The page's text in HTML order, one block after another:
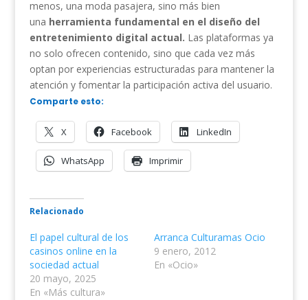
menos, una moda pasajera, sino más bien
una herramienta fundamental en el diseño del
entretenimiento digital actual. Las plataformas ya
no solo ofrecen contenido, sino que cada vez más
optan por experiencias estructuradas para mantener la
atención y fomentar la participación activa del usuario.
Comparte esto:
X Facebook LinkedIn
WhatsApp Imprimir
Relacionado
El papel cultural de los
casinos online en la
sociedad actual
20 mayo, 2025
En «Más cultura»
Arranca Culturamas Ocio
9 enero, 2012
En «Ocio»